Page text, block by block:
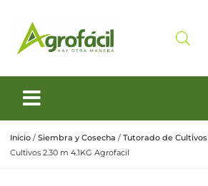
Inicio / Siembra y Cosecha / Tutorado de Cultivos
Cultivos 2.30 m 4.1KG Agrofacil